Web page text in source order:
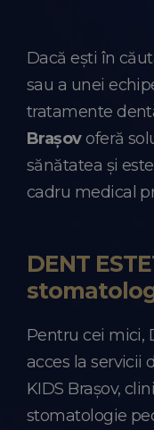
Dacă ești în
sau a unei
tratamente
Brașovoferă
sănătatea și
cadru medical
DENT
Pentru cei mici,
acces la servicii
KIDS Brașov,
stomatologie